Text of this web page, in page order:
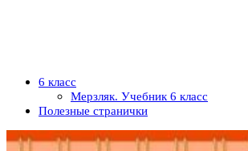
6 класс
Мерзляк. Учебник 6 класс
Полезные странички